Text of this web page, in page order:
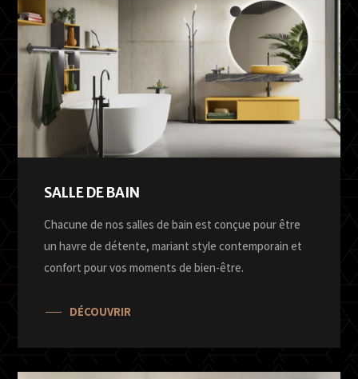
SALLE DE BAIN
Chacune de nos salles de bain est conçue pour être
un havre de détente, mariant style contemporain et
confort pour vos moments de bien-être.
DÉCOUVRIR